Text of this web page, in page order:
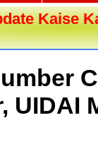
Kaise
UIDAI